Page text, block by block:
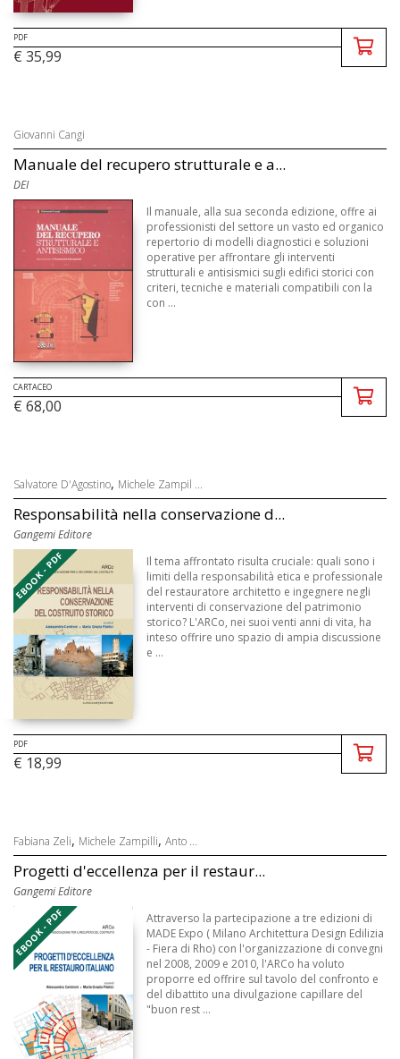
PDF
€ 35,99
Giovanni Cangi
Manuale del recupero strutturale e a...
DEI
Il manuale, alla sua seconda edizione, offre ai
professionisti del settore un vasto ed organico
repertorio di modelli diagnostici e soluzioni
operative per affrontare gli interventi
strutturali e antisismici sugli edifici storici con
criteri, tecniche e materiali compatibili con la
con ...
CARTACEO
€ 68,00
Salvatore D'Agostino, Michele Zampil ...
Responsabilità nella conservazione d...
Gangemi Editore
EBOOK - PDF
Il tema affrontato risulta cruciale: quali sono i
limiti della responsabilità etica e professionale
del restauratore architetto e ingegnere negli
interventi di conservazione del patrimonio
storico? L'ARCo, nei suoi venti anni di vita, ha
inteso offrire uno spazio di ampia discussione
e ...
PDF
€ 18,99
Fabiana Zeli, Michele Zampilli, Anto ...
Progetti d'eccellenza per il restaur...
Gangemi Editore
EBOOK - PDF
Attraverso la partecipazione a tre edizioni di
MADE Expo ( Milano Architettura Design Edilizia
- Fiera di Rho) con l'organizzazione di convegni
nel 2008, 2009 e 2010, l'ARCo ha voluto
proporre ed offrire sul tavolo del confronto e
del dibattito una divulgazione capillare del
"buon rest ...